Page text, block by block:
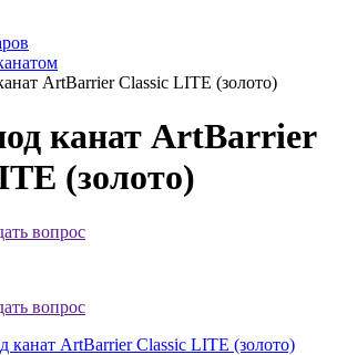
ArtBarrier Classic LITE (золото)
канат ArtBarrier
(золото)
вопрос
вопрос